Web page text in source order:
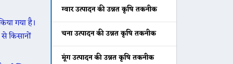
गया है।
किसानों
ग्वार उत्पादन की उन्नत कृषि तकनीक
चना उत्पादन की उन्नत कृषि तकनीक
मूंग उत्पादन की उन्नत कृषि तकनीक